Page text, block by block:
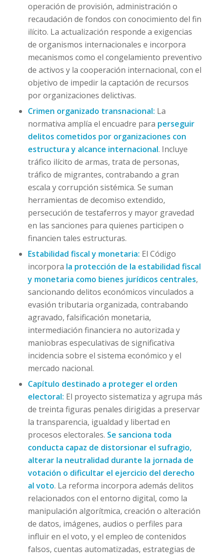
operación de provisión, administración o
recaudación de fondos con conocimiento del fin
ilícito. La actualización responde a exigencias
de organismos internacionales e incorpora
mecanismos como el congelamiento preventivo
de activos y la cooperación internacional, con el
objetivo de impedir la captación de recursos
por organizaciones delictivas.
Crimen organizado transnacional: La
normativa amplía el encuadre para perseguir
delitos cometidos por organizaciones con
estructura y alcance internacional. Incluye
tráfico ilícito de armas, trata de personas,
tráfico de migrantes, contrabando a gran
escala y corrupción sistémica. Se suman
herramientas de decomiso extendido,
persecución de testaferros y mayor gravedad
en las sanciones para quienes participen o
financien tales estructuras.
Estabilidad fiscal y monetaria: El Código
incorpora la protección de la estabilidad fiscal
y monetaria como bienes jurídicos centrales,
sancionando delitos económicos vinculados a
evasión tributaria organizada, contrabando
agravado, falsificación monetaria,
intermediación financiera no autorizada y
maniobras especulativas de significativa
incidencia sobre el sistema económico y el
mercado nacional.
Capítulo destinado a proteger el orden
electoral: El proyecto sistematiza y agrupa más
de treinta figuras penales dirigidas a preservar
la transparencia, igualdad y libertad en
procesos electorales. Se sanciona toda
conducta capaz de distorsionar el sufragio,
alterar la neutralidad durante la jornada de
votación o dificultar el ejercicio del derecho
al voto. La reforma incorpora además delitos
relacionados con el entorno digital, como la
manipulación algorítmica, creación o alteración
de datos, imágenes, audios o perfiles para
influir en el voto, y el empleo de contenidos
falsos, cuentas automatizadas, estrategias de